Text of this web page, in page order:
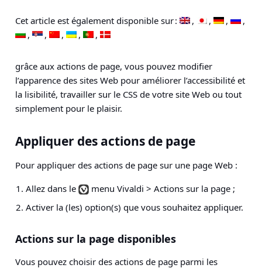
Cet article est également disponible sur :
grâce aux actions de page, vous pouvez modifier
l’apparence des sites Web pour améliorer l’accessibilité et
la lisibilité, travailler sur le CSS de votre site Web ou tout
simplement pour le plaisir.
Appliquer des actions de page
Pour appliquer des actions de page sur une page Web :
Allez dans le
menu Vivaldi > Actions sur la page ;
Activer la (les) option(s) que vous souhaitez appliquer.
Actions sur la page disponibles
Vous pouvez choisir des actions de page parmi les